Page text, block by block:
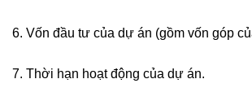
6. Vốn đầu tư của dự án (gồm vốn góp
7. Thời hạn hoạt động của dự án.